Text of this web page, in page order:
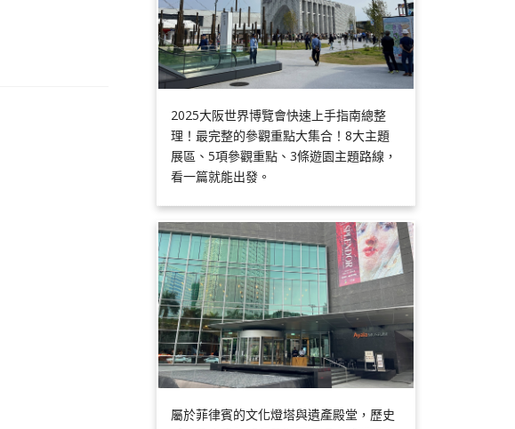
2025大阪世界博覽會快速上手指南總整
理！最完整的參觀重點大集合！8大主題
展區、5項參觀重點、3條遊園主題路線，
看一篇就能出發。
屬於菲律賓的文化燈塔與遺產殿堂，歷史